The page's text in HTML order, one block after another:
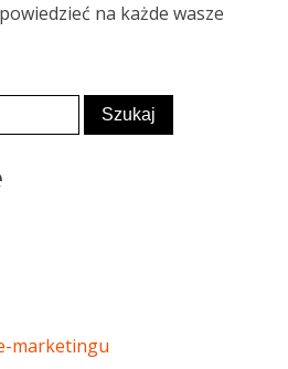
na każde wasze
marketingu